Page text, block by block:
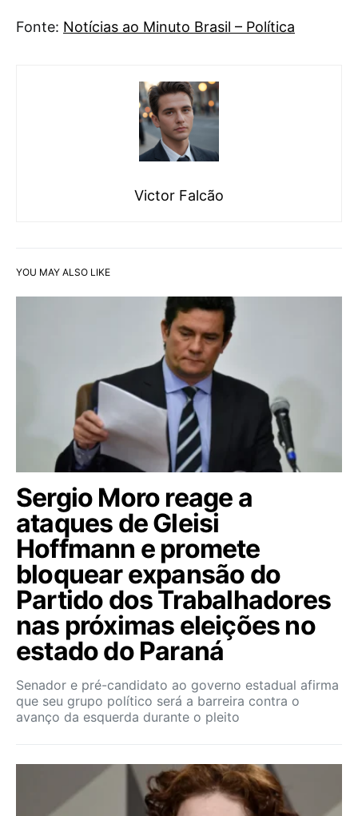
Fonte: Notícias ao Minuto Brasil – Política
Victor Falcão
YOU MAY ALSO LIKE
Sergio Moro reage a
ataques de Gleisi
Hoffmann e promete
bloquear expansão do
Partido dos Trabalhadores
nas próximas eleições no
estado do Paraná
Senador e pré-candidato ao governo estadual afirma
que seu grupo político será a barreira contra o
avanço da esquerda durante o pleito